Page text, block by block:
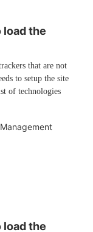
load the
that are not
to setup the site
of technologies
load the